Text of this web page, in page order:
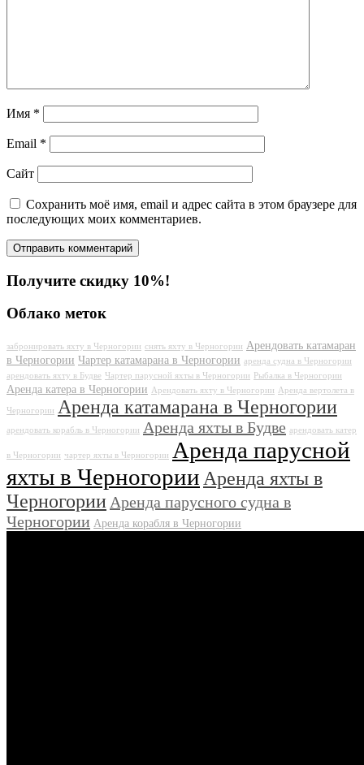
Имя *
Email *
Сайт
Сохранить моё имя, email и адрес сайта в этом браузере для
последующих моих комментариев.
Получите скидку 10%!
Облако меток
забронировать яхту в Черногории снять яхту в Черногории Арендовать катамаран
в Черногории Чартер катамарана в Черногории аренда судна в Черногории
арендовать яхту в Будве Чартер парусной яхты в Черногории Рыбалка в Черногории
Аренда катера в Черногории Арендовать яхту в Черногории Аренда вертолета в
Черногории Аренда катамарана в Черногории
арендовать корабль в Черногории Аренда яхты в Будве арендовать катер
в Черногории чартер яхты в Черногории
Аренда парусной
яхты в Черногории Аренда яхты в
Черногории Аренда парусного судна в
Черногории Аренда корабля в Черногории